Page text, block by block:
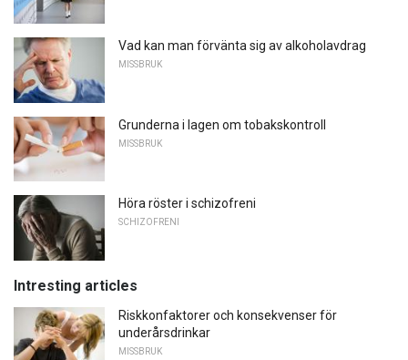
Vad kan man förvänta sig av alkoholavdrag
MISSBRUK
Grunderna i lagen om tobakskontroll
MISSBRUK
Höra röster i schizofreni
SCHIZOFRENI
Intresting articles
Riskkonfaktorer och konsekvenser för
underårsdrinkar
MISSBRUK